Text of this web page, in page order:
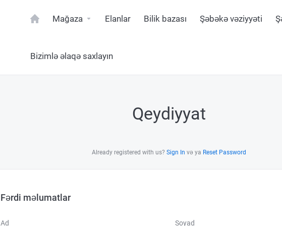
Mağaza Elanlar Bilik bazası Şəbəkə vəziyyəti
Bizimlə əlaqə saxlayın
Qeydiyyat
Already registered with us? Sign In və ya Reset Password
Fərdi məlumatlar
Ad Soyad